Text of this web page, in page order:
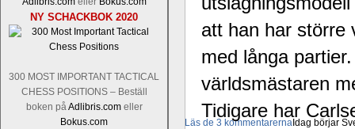
NY SCHACKBOK 2020
300 MOST IMPORTANT TACTICAL
CHESS POSITIONS – Beställ
boken på Adlibris.comeller
Bokus.com
Läs de 3 kommentarerna Idag börjar
att han har större
med långa
världsmästaren
Tidigare har